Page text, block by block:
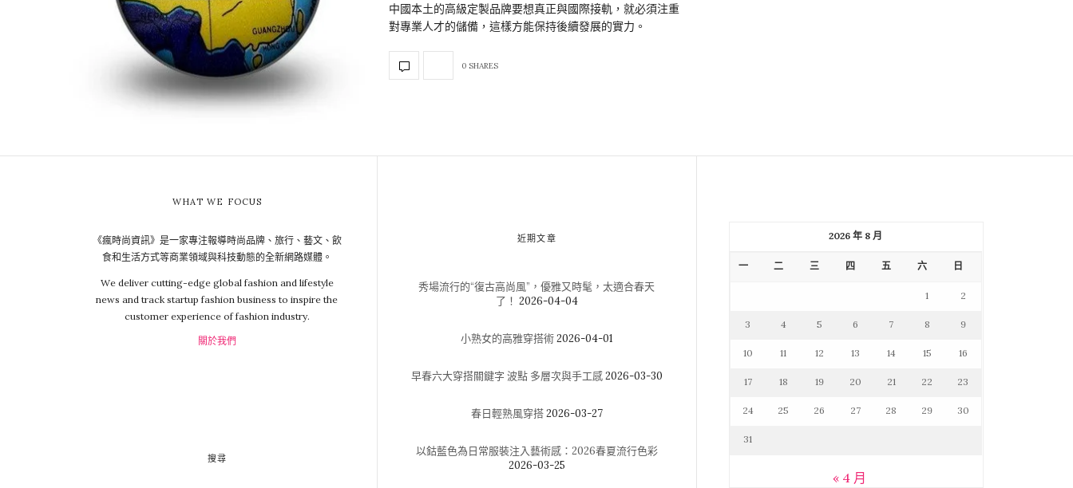
中國本土的高級定製品牌要想真正與國際接軌，就必須注重
對專業人才的儲備，這樣方能保持後續發展的實力。
0 SHARES
WHAT WE FOCUS
《瘋時尚資訊》是一家專注報導時尚品牌、旅行、藝文、飲
食和生活方式等商業領域與科技動態的全新網路媒體。
We deliver cutting-edge global fashion and lifestyle
news and track startup fashion business to inspire the
customer experience of fashion industry.
關於我們
搜尋
近期文章
秀場流行的“復古高尚風”，優雅又時髦，太適合春天
了！ 2026-04-04
小熟女的高雅穿搭術2026-04-01
早春六大穿搭關鍵字 波點 多層次與手工感2026-03-30
春日輕熟風穿搭2026-03-27
以鈷藍色為日常服裝注入藝術感：2026春夏流行色彩
2026-03-25
2026 年 8 月
一 二 三 四 五 六 日
1 2
3 4 5 6 7 8 9
10 11 12 13 14 15 16
17 18 19 20 21 22 23
24 25 26 27 28 29 30
31
« 4 月